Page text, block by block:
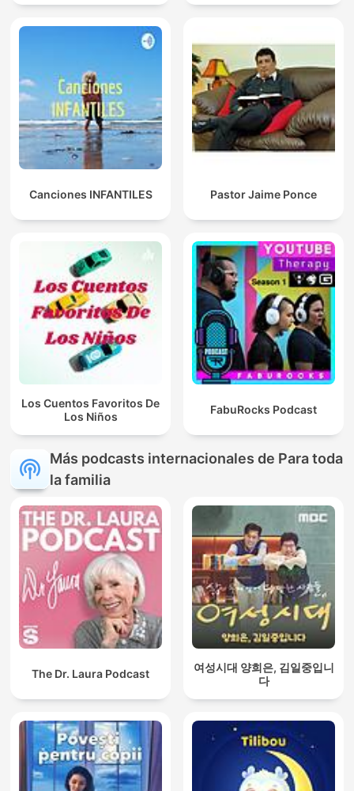
Canciones INFANTILES Pastor Jaime Ponce
Los Cuentos Favoritos De
Los Niños
FabuRocks Podcast
Más podcasts internacionales de Para toda
la familia
The Dr. Laura Podcast
여성시대 양희은, 김일중입니
다